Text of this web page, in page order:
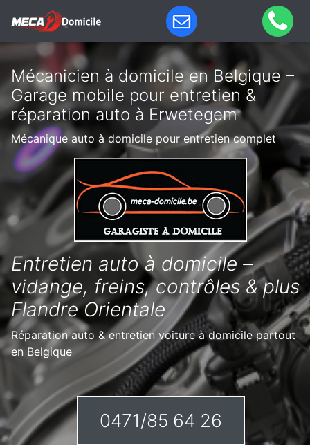
Mécanicien à domicile en Belgique –
Garage mobile pour entretien &
réparation auto à Erwetegem
Mécanique auto à domicile pour entretien complet
Entretien auto à domicile –
vidange, freins, contrôles & plus
Flandre Orientale
Réparation auto & entretien voiture à domicile partout
en Belgique
0471/85 64 26